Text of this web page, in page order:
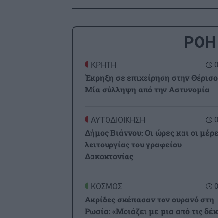
ΡΟΗ
ΚΡΗΤΗ
Έκρηξη σε επιχείρηση στην
Μία σύλληψη από την Αστυνομία
ΑΥΤΟΔΙΟΙΚΗΣΗ
Δήμος Βιάννου: Οι ώρες και οι
λειτουργίας του γραφείου
Δακοκτονίας
ΚΟΣΜΟΣ
Ακρίδες σκέπασαν τον ουρανό στη
Ρωσία: «Μοιάζει με μια από τις